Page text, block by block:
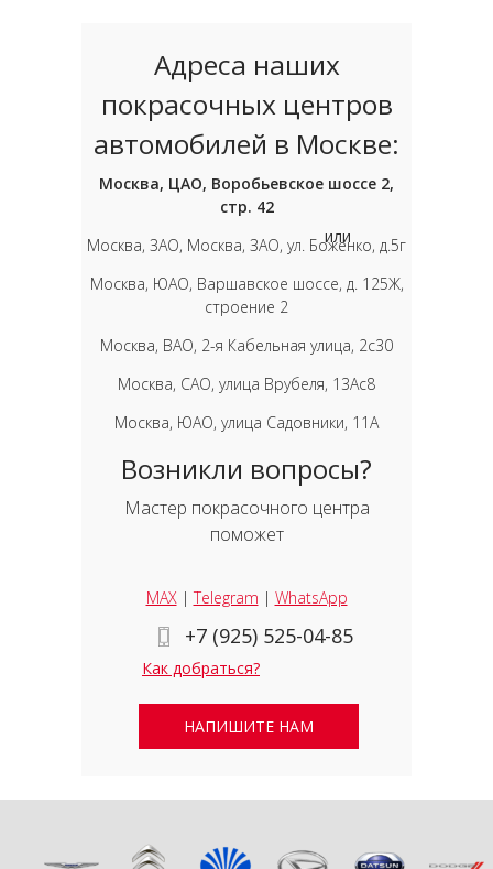
Адреса наших
покрасочных центров
автомобилей в Москве:
Москва, ЦАО, Воробьевское шоссе 2,
стр. 42
Москва, ЗАО, Москва, ЗАО, ул. Боженко, д.5г
Москва, ЮАО, Варшавское шоссе, д. 125Ж,
строение 2
Москва, ВАО, 2-я Кабельная улица, 2с30
Москва, САО, улица Врубеля, 13Ас8
Москва, ЮАО, улица Садовники, 11А
Возникли вопросы?
Мастер покрасочного центра
поможет
MAX|Telegram | WhatsApp
+7 (925) 525-04-85
Как добраться?
или
НАПИШИТЕ НАМ